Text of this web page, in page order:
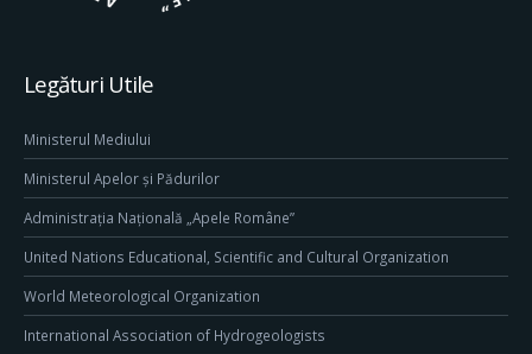
Legături Utile
Ministerul Mediului
Ministerul Apelor și Pădurilor
Administrația Națională „Apele Române”
United Nations Educational, Scientific and Cultural Organization
World Meteorological Organization
International Association of Hydrogeologists